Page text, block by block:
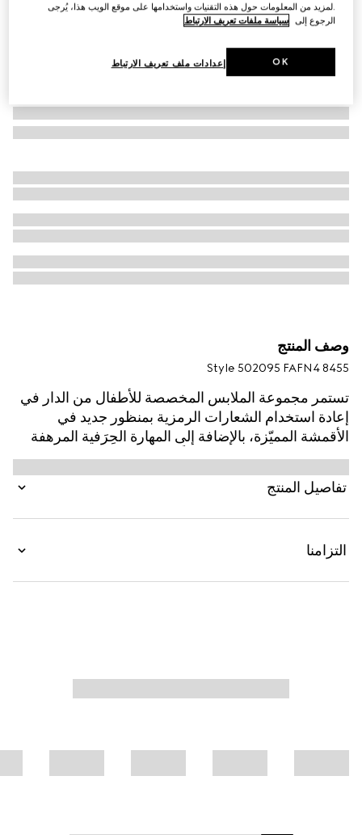
وصف المنتج
Style ‎502095 FAFN4 8455
تستمر مجموعة الملابس المخصصة للأطفال من الدار في
إعادة استخدام الشعارات الرمزية بمنظور جديد في
الأقمشة المميّزة، بالإضافة إلى المهارة الحِرَفية المرهفة
والتدرجات اللونية الحديثة كلياً. تظهر حقيبة الخصر هذه
للأطفال بقطن مخطط بمربعات ويتميّز العمل الفني
MISS™‎.
تفاصيل المنتج
التزامنا
.لمزيد من المعلومات حول هذه التقنيات واستخدامها على موقع الويب هذا، يُرجى
الرجوع إلى سياسة ملفات تعريف الارتباط
إعدادات ملف تعريف الارتباط OK